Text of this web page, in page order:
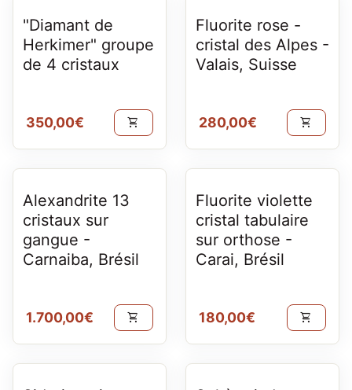
"Diamant de
Herkimer" groupe
de 4 cristaux
Prix normal
350,00€ shopping_cart
Fluorite rose -
cristal des Alpes -
Valais, Suisse
Prix normal
280,00€ shopping_cart
Alexandrite 13
cristaux sur
gangue -
Carnaiba, Brésil
Prix normal
1.700,00€ shopping_cart
Fluorite violette
cristal tabulaire
sur orthose -
Carai, Brésil
Prix normal
180,00€ shopping_cart